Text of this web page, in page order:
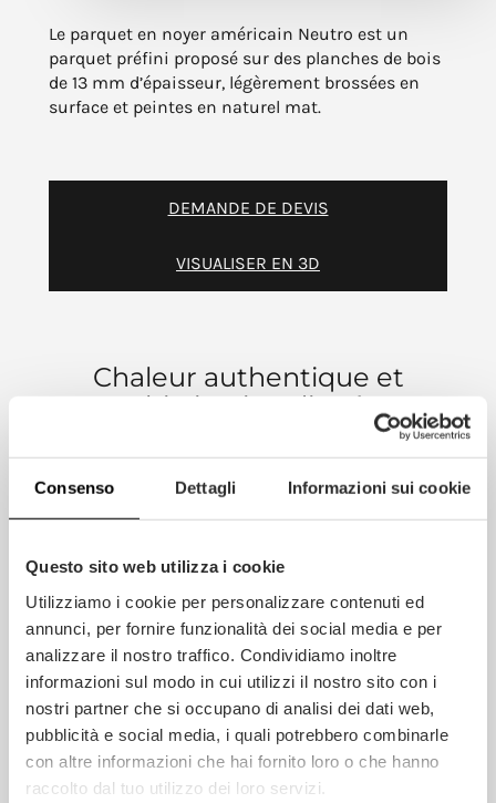
Consenso Dettagli Informazioni sui cookie
Questo sito web utilizza i cookie
Utilizziamo i cookie per personalizzare contenuti ed
annunci, per fornire funzionalità dei social media e per
analizzare il nostro traffico. Condividiamo inoltre
informazioni sul modo in cui utilizzi il nostro sito con i
nostri partner che si occupano di analisi dei dati web,
pubblicità e social media, i quali potrebbero combinarle
con altre informazioni che hai fornito loro o che hanno
raccolto dal tuo utilizzo dei loro servizi.
Le parquet en noyer américain Neutro est un
parquet préfini proposé sur des planches de bois
de 13 mm d’épaisseur, légèrement brossées en
surface et peintes en naturel mat.
DEMANDE DE DEVIS
VISUALISER EN 3D
Chaleur authentique et
sophistication discrète
pour des environnements
exclusifs.
INFORMATIONS SUPPLÉMENTAIRES
DIMENSIONS DU PARQUET MULTICOUCHE
BOUCHON DE PARQUET 90° / 60° / 45°.